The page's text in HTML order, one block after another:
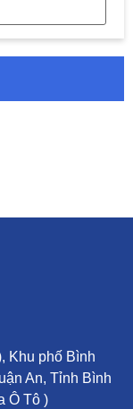
Khu phố Bình
An, Tỉnh Bình
Ô Tô )